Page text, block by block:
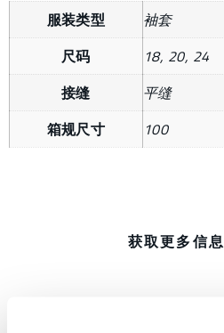
服装类型
袖套
尺码
18, 20, 24
接缝
平缝
箱规尺寸
100
获取更多信息